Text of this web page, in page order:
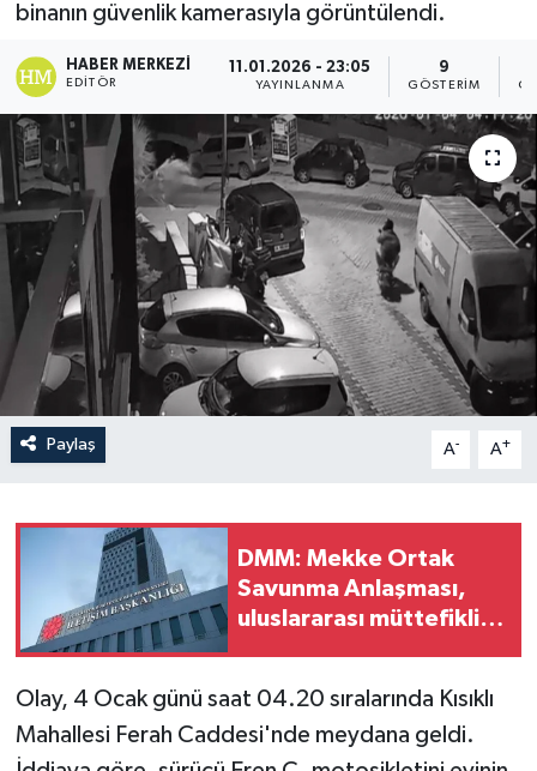
binanın güvenlik kamerasıyla görüntülendi.
HABER MERKEZI
EDITÖR
11.01.2026 - 23:05
YAYINLANMA
9
GÖSTERIM
Paylaş A- A+
DMM: Mekke Ortak
Savunma Anlaşması,
uluslararası müttefiklik
Olay, 4 Ocak günü saat 04.20 sıralarında Kısıklı
Mahallesi Ferah Caddesi'nde meydana geldi.